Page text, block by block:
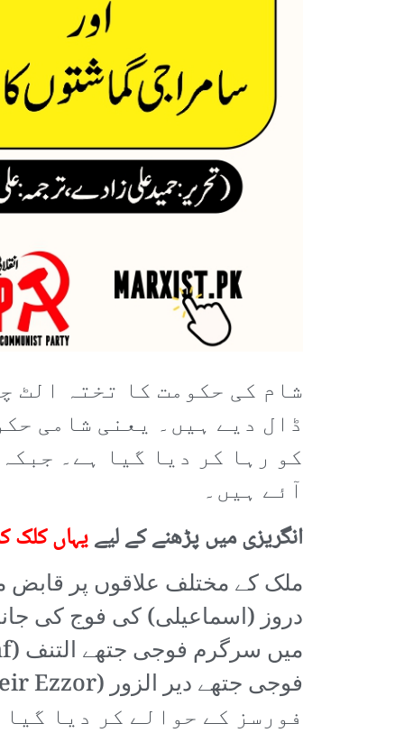
شام کی حکومت کا تختہ الٹ
ڈال دیے ہیں۔ یعنی شامی
کو رہا کر دیا گیا ہے۔
آئے ہیں۔
انگریزی میں پڑھنے کے لیےیہاں کلک
ملک کے مختلف علاقوں پر قابض
دروز (اسماعیلی) کی فوج کی
فورسز کے حوالے کر دیا